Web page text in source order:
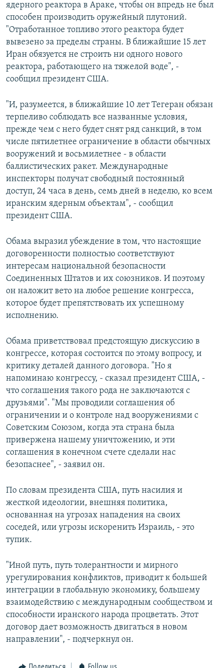
ядерного реактора в Араке, чтобы он впредь не был
способен производить оружейный плутоний.
"Отработанное топливо этого реактора будет
вывезено за пределы страны. В ближайшие 15 лет
Иран обязуется не строить ни одного нового
реактора, работающего на тяжелой воде", -
сообщил президент США.
"И, разумеется, в ближайшие 10 лет Тегеран обязан
терпеливо соблюдать все названные условия,
прежде чем с него будет снят ряд санкций, в том
числе пятилетнее ограничение в области обычных
вооружений и восьмилетнее - в области
баллистических ракет. Международные
инспекторы получат свободный постоянный
доступ, 24 часа в день, семь дней в неделю, ко всем
иранским ядерным объектам", - сообщил
президент США.
Обама выразил убеждение в том, что настоящие
договоренности полностью соответствуют
интересам национальной безопасности
Соединенных Штатов и их союзников. И поэтому
он наложит вето на любое решение конгресса,
которое будет препятствовать их успешному
исполнению.
Обама приветствовал предстоящую дискуссию в
конгрессе, которая состоится по этому вопросу, и
критику деталей данного договора. "Но я
напоминаю конгрессу, - сказал президент США, -
что соглашения такого рода не заключаются с
друзьями". "Мы проводили соглашения об
ограничении и о контроле над вооружениями с
Советским Союзом, когда эта страна была
привержена нашему уничтожению, и эти
соглашения в конечном счете сделали нас
безопаснее", - заявил он.
По словам президента США, путь насилия и
жесткой идеологии, внешняя политика,
основанная на угрозах нападения на своих
соседей, или угрозы искоренить Израиль, - это
тупик.
"Иной путь, путь толерантности и мирного
урегулирования конфликтов, приводит к большей
интеграции в глобальную экономику, большему
взаимодействию с международным сообществом и
способности иранского народа процветать. Этот
договор дает возможность двигаться в новом
направлении", - подчеркнул он.